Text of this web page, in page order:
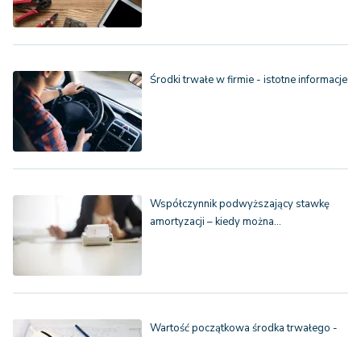
Środki trwałe w firmie - istotne informacje
Współczynnik podwyższający stawkę
amortyzacji – kiedy można…
Wartość początkowa środka trwałego -